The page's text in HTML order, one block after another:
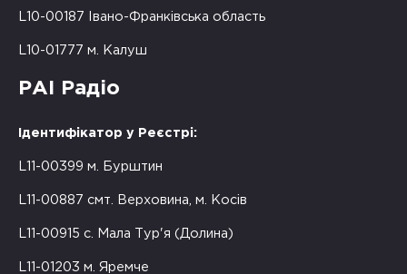
L10-00187 Івано-Франківська область
L10-01777 м. Калуш
РАІ Радіо
Ідентифікатор у Реєстрі:
L11-00399 м. Бурштин
L11-00887 смт. Верховина, м. Косів
L11-00915 с. Мала Тур'я (Долина)
L11-01203 м. Яремче